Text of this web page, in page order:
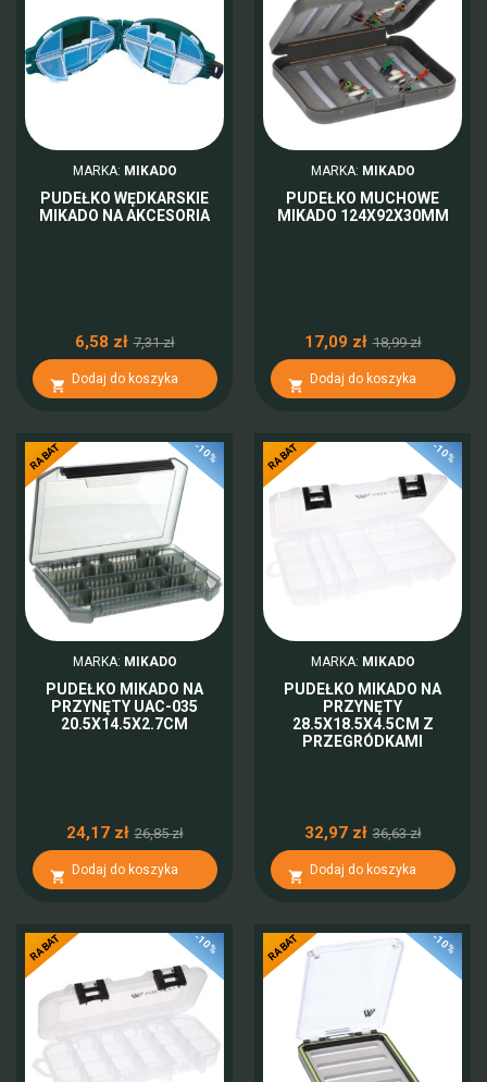
MARKA: MIKADO
PUDEŁKO WĘDKARSKIE
MIKADO NA AKCESORIA
6,58 zł 7,31 zł
 Dodaj do koszyka
MARKA: MIKADO
PUDEŁKO MUCHOWE
MIKADO 124X92X30MM
17,09 zł 18,99 zł
 Dodaj do koszyka
-10%
RABAT
MARKA: MIKADO
PUDEŁKO MIKADO NA
PRZYNĘTY UAC-035
20.5X14.5X2.7CM
24,17 zł 26,85 zł
 Dodaj do koszyka
-10%
RABAT
MARKA: MIKADO
PUDEŁKO MIKADO NA
PRZYNĘTY
28.5X18.5X4.5CM Z
PRZEGRÓDKAMI
32,97 zł 36,63 zł
 Dodaj do koszyka
-10%
RABAT -10%
RABAT